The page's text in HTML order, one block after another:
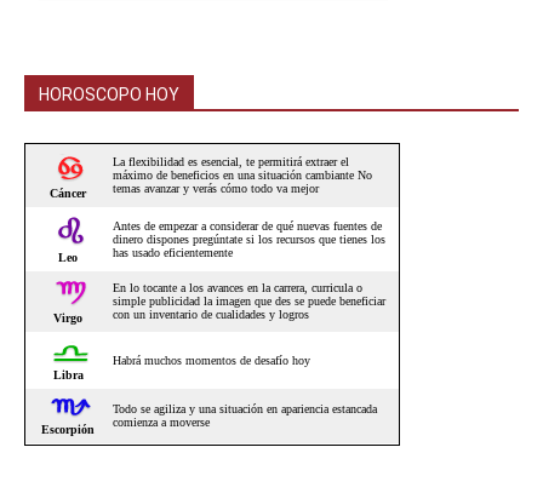
HOROSCOPO HOY